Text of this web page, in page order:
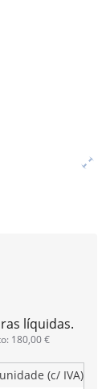
líquidas.
180,00 €
(c/ IVA)